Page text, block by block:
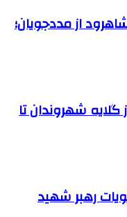
از مددجویان؛
شهروندان تا
رهبر شهید